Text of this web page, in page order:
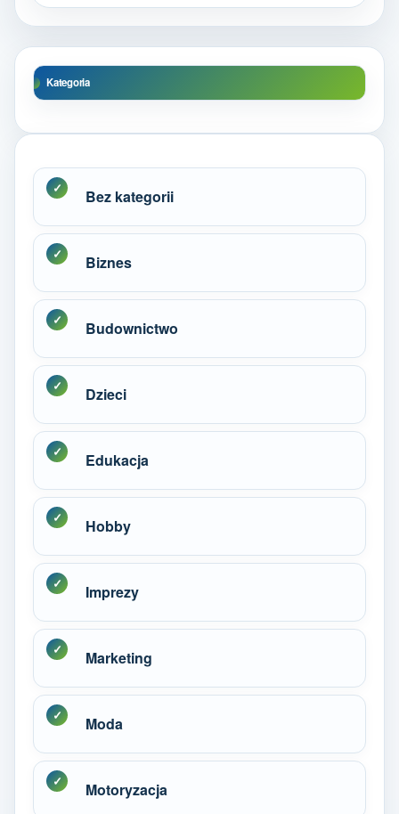
Kategoria
Bez kategorii
Biznes
Budownictwo
Dzieci
Edukacja
Hobby
Imprezy
Marketing
Moda
Motoryzacja